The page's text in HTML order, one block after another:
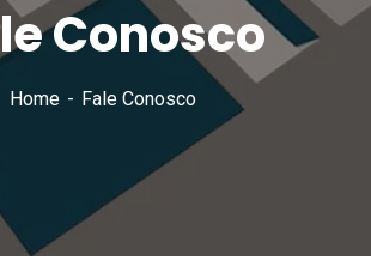
Conosco
Home Fale Conosco